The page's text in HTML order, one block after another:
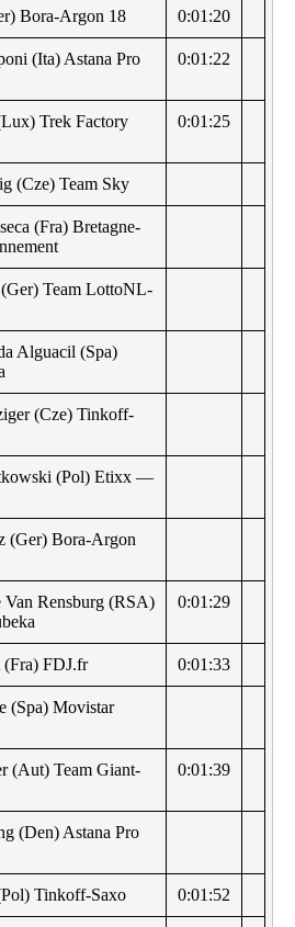
Bora-Argon 18 0:01:20
(Ita) Astana Pro
0:01:22
Trek Factory
0:01:25
(Cze) Team Sky
(Fra) Bretagne-
Team LottoNL-
Alguacil (Spa)
(Cze) Tinkoff-
(Pol) Etixx —
(Ger) Bora-Argon
Van Rensburg (RSA)
0:01:29
(Fra) FDJ.fr 0:01:33
(Spa) Movistar
(Aut) Team Giant-
0:01:39
(Den) Astana Pro
Tinkoff-Saxo 0:01:52